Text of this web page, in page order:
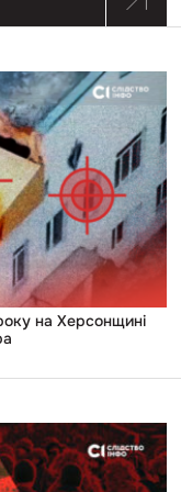
на Херсонщині